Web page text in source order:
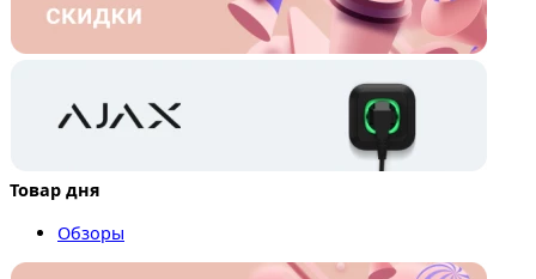
Товар дня
Обзоры